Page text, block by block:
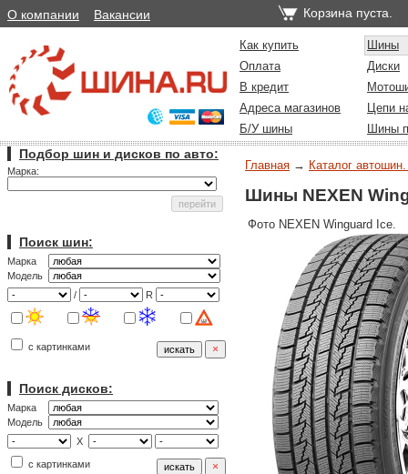
О компании Вакансии Корзина пуста.
Как купить
Шины
Оплата
Диски
В кредит
Адреса магазинов
Цепи
Б/У шины
Шины
Подбор шин и дисков по авто:
Марка:
Поиск шин:
Марка
Модель
/
R
с картинками
Поиск дисков:
Марка
Модель
X
с картинками
Главная → Каталог
Шины NEXEN
Фото NEXEN Winguard Ice.